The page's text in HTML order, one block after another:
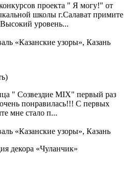
проекта " Я могу!" от
школы г.Салават примите
уровень...
«Казанские узоры», Казань
" Созвездие MIX" первый раз
понравилась!!! С первых
мне стало п...
«Казанские узоры», Казань
декора «Чуланчик»